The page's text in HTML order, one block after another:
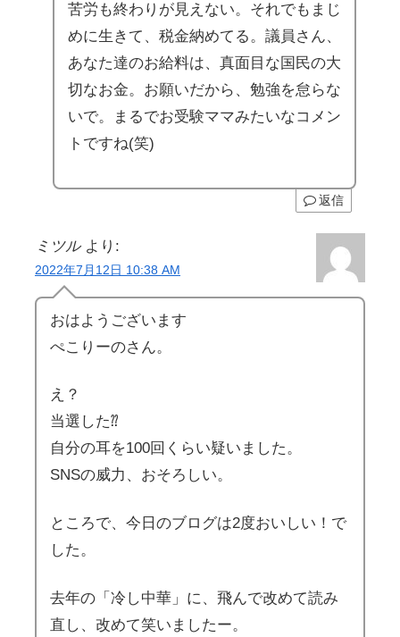
苦労も終わりが見えない。それでもまじ
めに生きて、税金納めてる。議員さん、
あなた達のお給料は、真面目な国民の大
切なお金。お願いだから、勉強を怠らな
いで。まるでお受験ママみたいなコメン
トですね(笑)
返信
ミツル より:
2022年7月12日 10:38 AM
おはようございます
ぺこりーのさん。
え？
当選した⁇
自分の耳を100回くらい疑いました。
SNSの威力、おそろしい。
ところで、今日のブログは2度おいしい！で
した。
去年の「冷し中華」に、飛んで改めて読み
直し、改めて笑いましたー。